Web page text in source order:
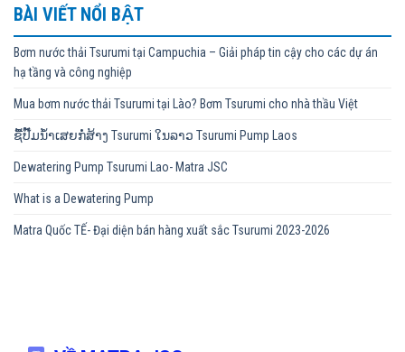
BÀI VIẾT NỔI BẬT
Bơm nước thải Tsurumi tại Campuchia – Giải pháp tin cậy cho các dự án
hạ tầng và công nghiệp
Mua bơm nước thải Tsurumi tại Lào? Bơm Tsurumi cho nhà thầu Việt
ຊື້ປັ໊ມນ້ຳເສຍກໍ່ສ້າງ Tsurumi ໃນລາວ Tsurumi Pump Laos
Dewatering Pump Tsurumi Lao- Matra JSC
What is a Dewatering Pump
Matra Quốc TẾ- Đại diện bán hàng xuất sắc Tsurumi 2023-2026